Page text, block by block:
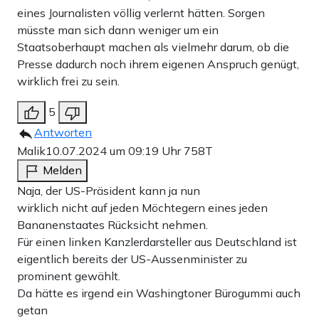
eines Journalisten völlig verlernt hätten. Sorgen
müsste man sich dann weniger um ein
Staatsoberhaupt machen als vielmehr darum, ob die
Presse dadurch noch ihrem eigenen Anspruch genügt,
wirklich frei zu sein.
5
Antworten
Malik10.07.2024 um 09:19 Uhr 758T
Melden
Naja, der US-Präsident kann ja nun
wirklich nicht auf jeden Möchtegern eines jeden
Bananenstaates Rücksicht nehmen.
Für einen linken Kanzlerdarsteller aus Deutschland ist
eigentlich bereits der US-Aussenminister zu
prominent gewählt.
Da hätte es irgend ein Washingtoner Bürogummi auch
getan